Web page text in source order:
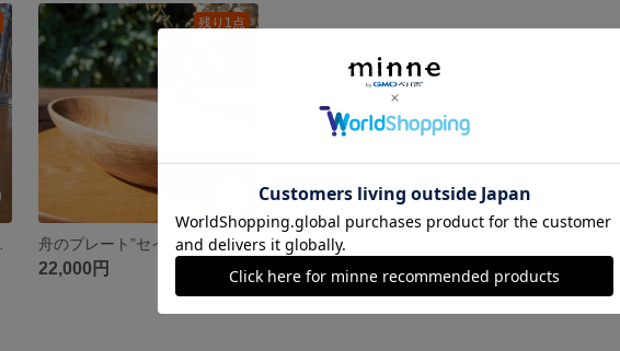
残り1点
舟のプレート”セイルプレート”/Sail Plate – A One-of-a-Kind Wooden Plate
22,000円